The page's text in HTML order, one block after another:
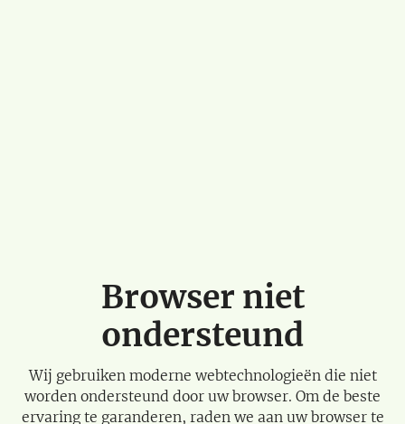
Browser niet
ondersteund
Wij gebruiken moderne webtechnologieën die niet
worden ondersteund door uw browser. Om de beste
ervaring te garanderen, raden we aan uw browser te